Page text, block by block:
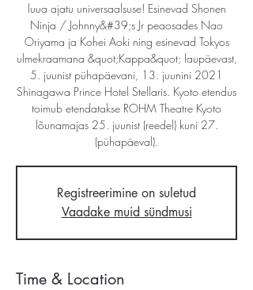
luua ajatu universaalsuse! Esinevad Shonen
Ninja / Johnny&#39;s Jr peaosades Nao
Oriyama ja Kohei Aoki ning esinevad Tokyos
ulmekraamana &quot;Kappa&quot; laupäevast,
5. juunist pühapäevani, 13. juunini 2021
Shinagawa Prince Hotel Stellaris. Kyoto etendus
toimub etendatakse ROHM Theatre Kyoto
lõunamajas 25. juunist (reedel) kuni 27.
(pühapäeval).
Registreerimine on suletud
Vaadake muid sündmusi
Time & Location